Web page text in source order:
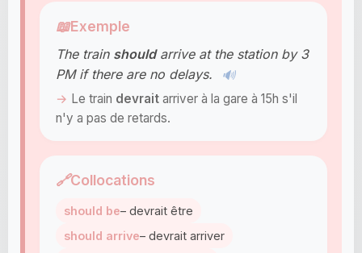
📖Exemple
The train shouldarrive at the station by 3
PM if there are no delays.
🔊
Le train devrait arriver à la gare à 15h s'il
n'y a pas de retards.
🔗Collocations
should be– devrait être
should arrive– devrait arriver